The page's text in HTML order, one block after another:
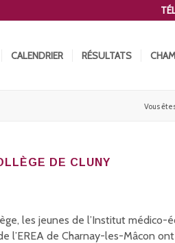
CALENDRIER RÉSULTATS
Vous
DE CLUNY
les jeunes de l’Institut médico-
l’EREA de Charnay-les-Mâcon